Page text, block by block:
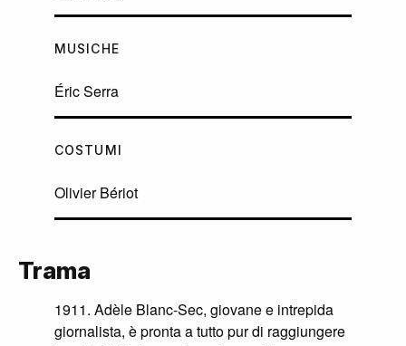
MUSICHE
Éric Serra
COSTUMI
Olivier Bériot
Trama
1911. Adèle Blanc-Sec, giovane e intrepida
giornalista, è pronta a tutto pur di raggiungere